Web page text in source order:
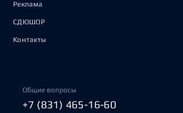
Реклама
СДЮШОР
Контакты
Общие вопросы
+7 (831) 465-16-60